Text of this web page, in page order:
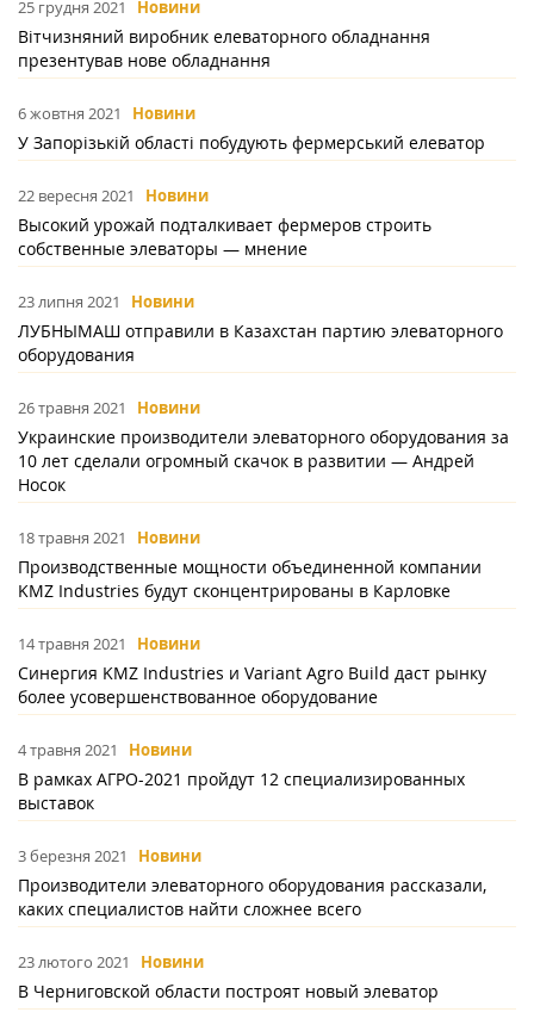
25 грудня 2021 Новини
Вітчизняний виробник елеваторного обладнання
презентував нове обладнання
6 жовтня 2021 Новини
У Запорізькій області побудують фермерський елеватор
22 вересня 2021 Новини
Высокий урожай подталкивает фермеров строить
собственные элеваторы — мнение
23 липня 2021 Новини
ЛУБНЫМАШ отправили в Казахстан партию элеваторного
оборудования
26 травня 2021 Новини
Украинские производители элеваторного оборудования за
10 лет сделали огромный скачок в развитии — Андрей
Носок
18 травня 2021 Новини
Производственные мощности объединенной компании
KMZ Industries будут сконцентрированы в Карловке
14 травня 2021 Новини
Синергия KMZ Industries и Variant Agro Build даст рынку
более усовершенствованное оборудование
4 травня 2021 Новини
В рамках АГРО-2021 пройдут 12 специализированных
выставок
3 березня 2021 Новини
Производители элеваторного оборудования рассказали,
каких специалистов найти сложнее всего
23 лютого 2021 Новини
В Черниговской области построят новый элеватор